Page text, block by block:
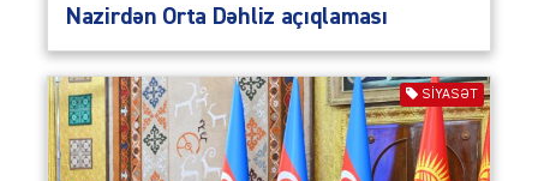
Nazirdən Orta Dəhliz açıqlaması
SIYASƏT